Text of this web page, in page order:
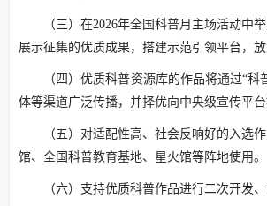
（三）在2026年全国科普月主场活动中
展示征集的优质成果，搭建示范引领平台，放
（四）优质科普资源库的作品将通过“科
体等渠道广泛传播，并择优向中央级宣传平台
（五）对适配性高、社会反响好的入选
馆、全国科普教育基地、星火馆等阵地使用。
（六）支持优质科普作品进行二次开发、